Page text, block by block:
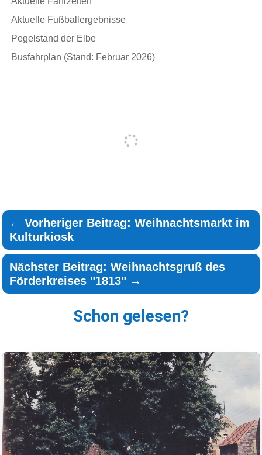
Aktuelle Fußballergebnisse
Pegelstand der Elbe
Busfahrplan (Stand: Februar 2026)
←Vorheriger Beitrag: Weihnachtsmarkt im
Kulturkiosk
Nächster Beitrag: Weihnachtsgruß des
Förderkreises "1813" →
Schon gelesen?